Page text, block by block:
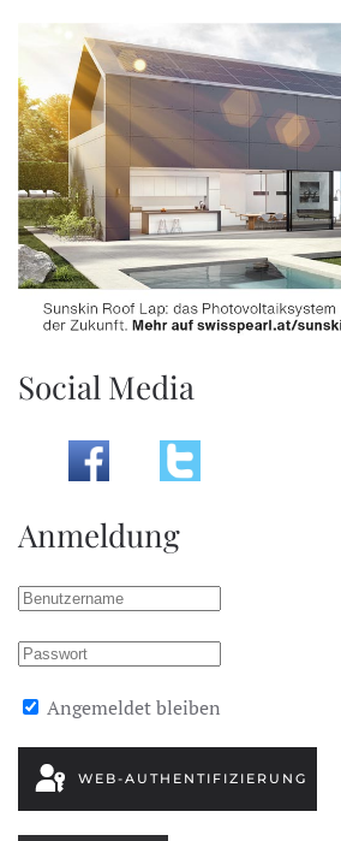
Social Media
Anmeldung
Angemeldet bleiben
WEB-AUTHENTIFIZIERUNG